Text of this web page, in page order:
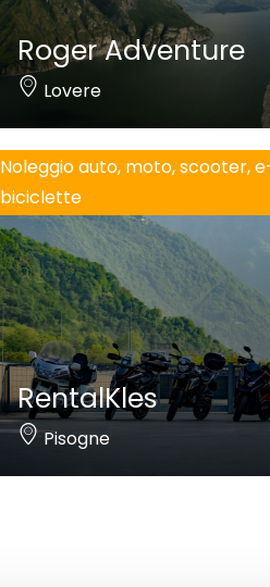
Roger Adventure
Lovere
Noleggio auto, moto, scooter,
biciclette
RentalKles
Pisogne